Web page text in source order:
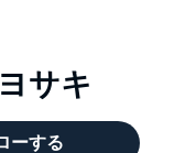
サキ
ーする